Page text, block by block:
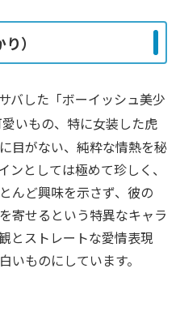
）
バした「ボーイッシュ美少
いもの、特に女装した虎
目がない、純粋な情熱を秘
ンとしては極めて珍しく、
んど興味を示さず、彼の
寄せるという特異なキャラ
とストレートな愛情表現
いものにしています。